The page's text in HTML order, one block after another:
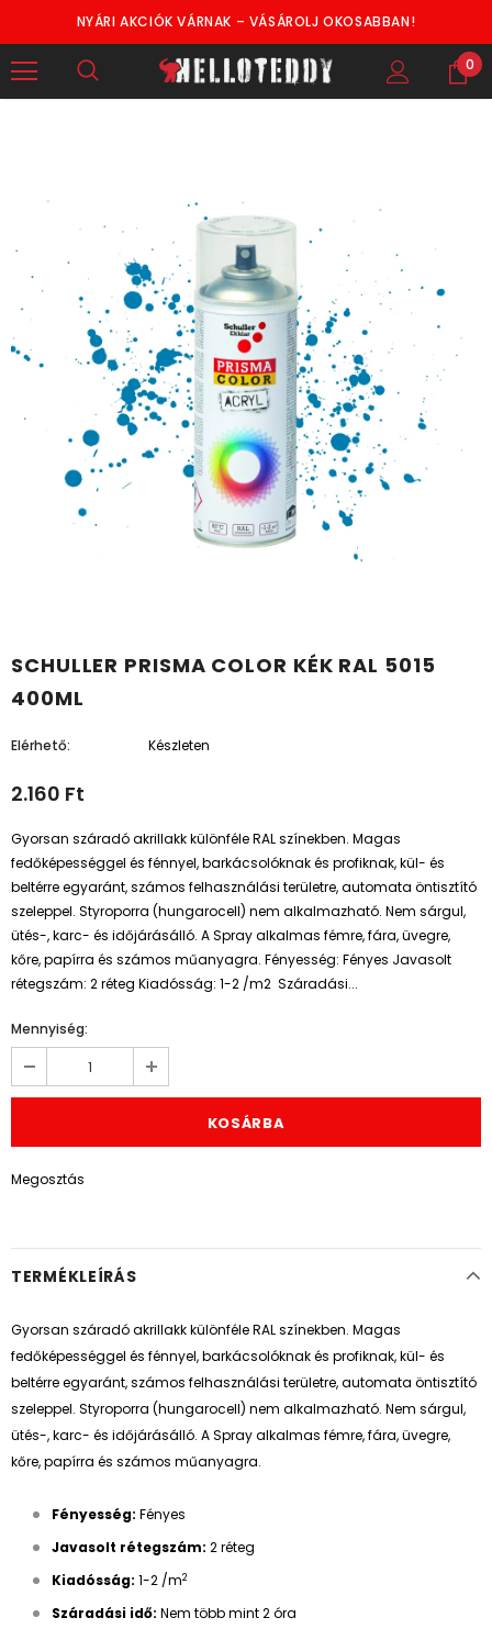
NYÁRI AKCIÓK VÁRNAK – VÁSÁROLJ OKOSABBAN!
0
SCHULLER PRISMA COLOR KÉK RAL 5015
400ML
Elérhető: Készleten
2.160 Ft
Gyorsan száradó akrillakk különféle RAL színekben. Magas
fedőképességgel és fénnyel, barkácsolóknak és profiknak, kül- és
beltérre egyaránt, számos felhasználási területre, automata öntisztító
szeleppel. Styroporra (hungarocell) nem alkalmazható. Nem sárgul,
ütés-, karc- és időjárásálló. A Spray alkalmas fémre, fára, üvegre,
kőre, papírra és számos műanyagra. Fényesség: Fényes Javasolt
rétegszám: 2 réteg Kiadósság: 1-2 /m2 Száradási...
Mennyiség:
Megosztás
TERMÉKLEÍRÁS
Gyorsan száradó akrillakk különféle RAL színekben. Magas
fedőképességgel és fénnyel, barkácsolóknak és profiknak, kül- és
beltérre egyaránt, számos felhasználási területre, automata öntisztító
szeleppel. Styroporra (hungarocell) nem alkalmazható. Nem sárgul,
ütés-, karc- és időjárásálló. A Spray alkalmas fémre, fára, üvegre,
kőre, papírra és számos műanyagra.
Fényesség: Fényes
Javasolt rétegszám: 2 réteg
Kiadósság: 1-2 /m2
Száradási idő: Nem több mint 2 óra